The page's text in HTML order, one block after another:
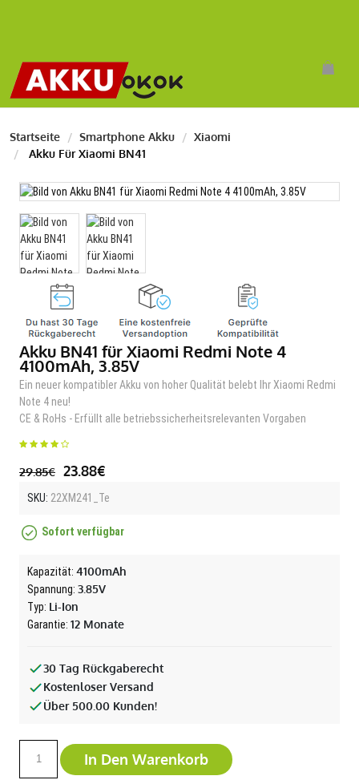
Startseite Smartphone Akku
Xiaomi
Akku Für Xiaomi BN41
Akku BN41 für Xiaomi Redmi Note 4
4100mAh, 3.85V
Ein neuer kompatibler Akku von hoher Qualität belebt Ihr Xiaomi Redmi
Note 4 neu!
CE & RoHs - Erfüllt alle betriebssicherheitsrelevanten Vorgaben
29.85€ 23.88€
SKU: 22XM241_Te
Sofort verfügbar
Kapazität: 4100mAh
Spannung: 3.85V
Typ: Li-Ion
Garantie: 12 Monate
30 Tag Rückgaberecht
Kostenloser Versand
Über 500.00 Kunden!
In Den Warenkorb